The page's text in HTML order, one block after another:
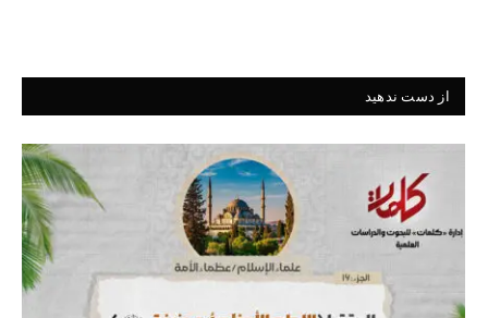
از دست ندهید